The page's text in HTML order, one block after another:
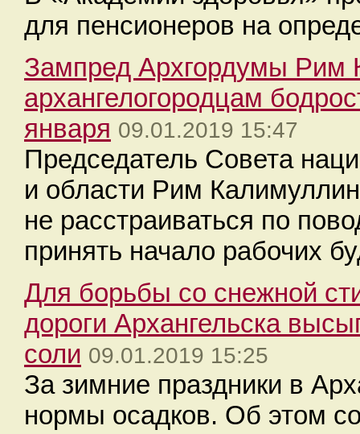
для пенсионеров на
Зампред Архгордумы Рим
архангелогородцам
января 09.01.2019 15:47
Председатель Совета
и области Рим
не расстраиваться по
принять начало рабочих
Для борьбы со снежной
дороги Архангельска
соли 09.01.2019 15:25
За зимние праздники в
нормы осадков. Об этом